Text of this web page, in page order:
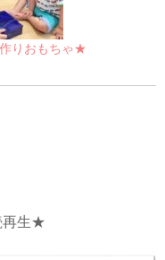
りおもちゃ★
再生★